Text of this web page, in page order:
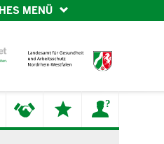
MENÜ